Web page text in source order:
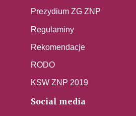
Prezydium ZG ZNP
Regulaminy
Rekomendacje
RODO
KSW ZNP 2019
Social media